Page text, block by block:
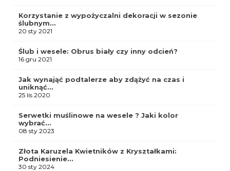
Korzystanie z wypożyczalni dekoracji w sezonie
ślubnym…
20 sty 2021
Ślub i wesele: Obrus biały czy inny odcień?
16 gru 2021
Jak wynająć podtalerze aby zdążyć na czas i
uniknąć…
25 lis 2020
Serwetki muślinowe na wesele ? Jaki kolor
wybrać…
08 sty 2023
Złota Karuzela Kwietników z Kryształkami:
Podniesienie…
30 sty 2024